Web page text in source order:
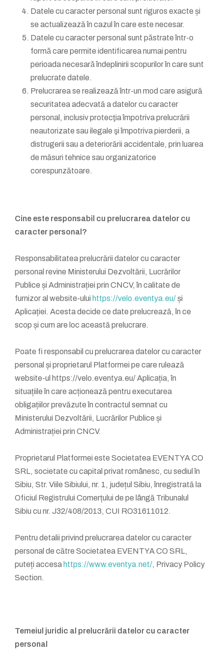
Datele cu caracter personal sunt riguros exacte și
se actualizează în cazul în care este necesar.
Datele cu caracter personal sunt păstrate într-o
formă care permite identificarea numai pentru
perioada necesară îndeplinirii scopurilor în care sunt
prelucrate datele.
Prelucrarea se realizează într-un mod care asigură
securitatea adecvată a datelor cu caracter
personal, inclusiv protecţia împotriva prelucrării
neautorizate sau ilegale şi împotriva pierderii, a
distrugerii sau a deteriorării accidentale, prin luarea
de măsuri tehnice sau organizatorice
corespunzătoare.
Cine este responsabil cu prelucrarea datelor cu
caracter personal?
Responsabilitatea prelucrării datelor cu caracter
personal revine Ministerului Dezvoltării, Lucrărilor
Publice și Administrației prin CNCV, în calitate de
furnizor al website-ului https://velo.eventya.eu/și
Aplicației. Acesta decide ce date prelucrează, în ce
scop și cum are loc această prelucrare.
Poate fi responsabil cu prelucrarea datelor cu caracter
personal și proprietarul Platformei pe care rulează
website-ul https://velo.eventya.eu/ Aplicația, în
situațiile în care acționează pentru executarea
obligațiilor prevăzute în contractul semnat cu
Ministerului Dezvoltării, Lucrărilor Publice și
Administrației prin CNCV.
Proprietarul Platformei este Societatea EVENTYA CO
SRL, societate cu capital privat românesc, cu sediul în
Sibiu, Str. Viile Sibiului, nr. 1, județul Sibiu, înregistrată la
Oficiul Registrului Comerțului de pe lângă Tribunalul
Sibiu cu nr. J32/408/2013, CUI RO31611012.
Pentru detalii privind prelucrarea datelor cu caracter
personal de către Societatea EVENTYA CO SRL,
puteți accesa https://www.eventya.net/, Privacy Policy
Section.
Temeiul juridic al prelucrării datelor cu caracter
personal